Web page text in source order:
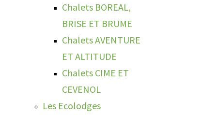
Chalets BOREAL,
BRISE ET BRUME
Chalets AVENTURE
ET ALTITUDE
Chalets CIME ET
CEVENOL
Les Ecolodges